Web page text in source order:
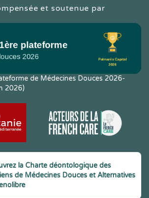
et soutenue par
de Médecines Douces 2026-
2026)
la Charte déontologique des
de Médecines Douces et Alternatives